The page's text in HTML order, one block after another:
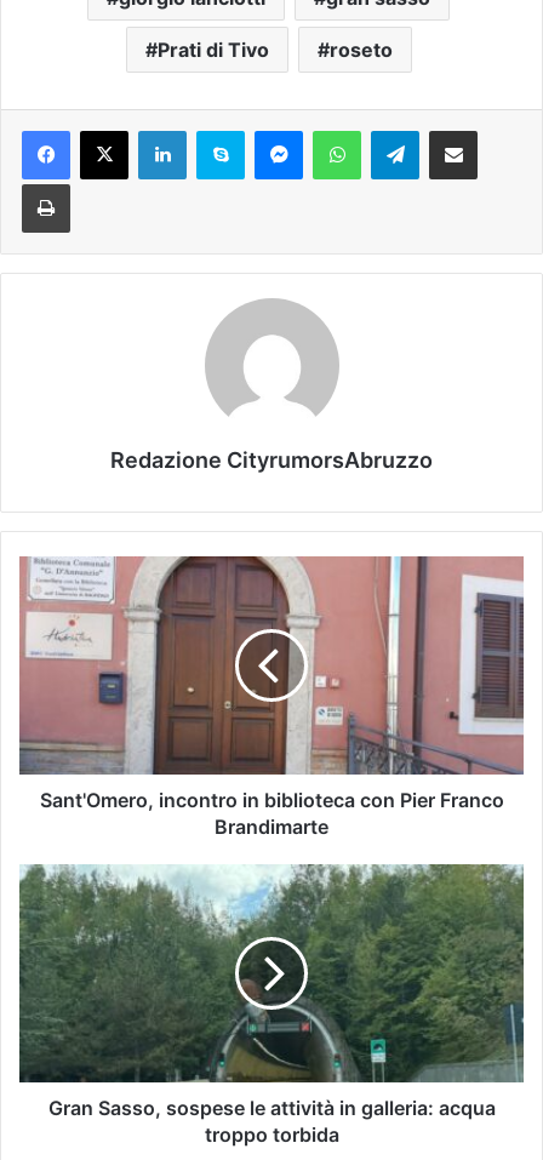
Prati di Tivo roseto
Telegram
Redazione CityrumorsAbruzzo
Sant'Omero, incontro in biblioteca con Pier Franco
Brandimarte
Gran Sasso, sospese le attività in galleria: acqua
troppo torbida